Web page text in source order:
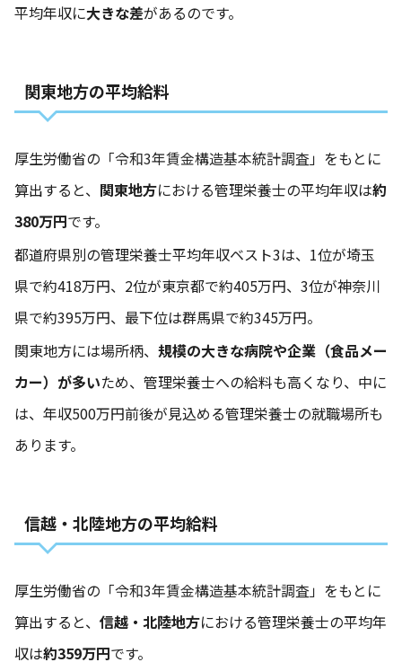
平均年収に大きな差があるのです。
関東地方の平均給料
厚生労働省の 「令和3年賃金構造基本統計調査」 をもとに
算出すると、 関東地方における管理栄養士の平均年収は約
380万円です。
都道府県別の管理栄養士平均年収ベスト3は、1位が埼玉
県で約418万円、2位が東京都で約405万円、3位が神奈川
県で約395万円、最下位は群馬県で約345万円。
関東地方には場所柄、 規模の大きな病院や企業（食品メー
カー）が多いため、管理栄養士への給料も高くなり、中に
は、年収500万円前後が見込める管理栄養士の就職場所も
あります。
信越・北陸地方の平均給料
厚生労働省の 「令和3年賃金構造基本統計調査」 をもとに
算出すると、 信越・北陸地方における管理栄養士の平均年
収は約359万円です。